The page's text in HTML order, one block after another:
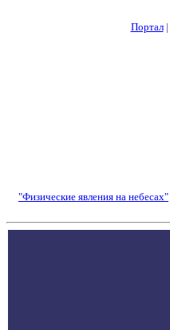
Портал|
"Физические явления на небесах"